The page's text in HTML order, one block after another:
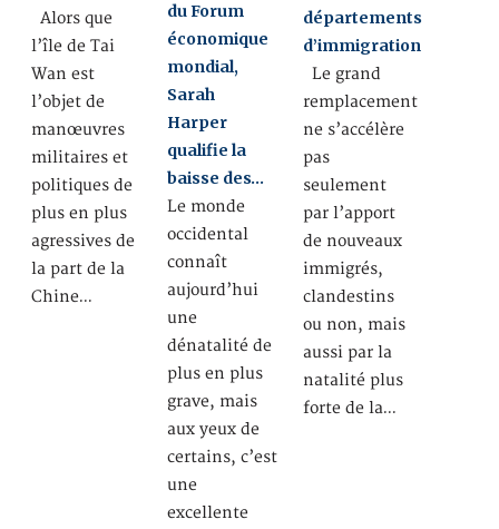
Alors que
l’île de Tai
Wan est
l’objet de
manœuvres
militaires et
politiques de
plus en plus
agressives de
la part de la
Chine…
du Forum
économique
mondial,
Sarah
Harper
qualifie la
baisse des…
Le monde
occidental
connaît
aujourd’hui
une
dénatalité de
plus en plus
grave, mais
aux yeux de
certains, c’est
une
excellente
départements
d’immigration
Le grand
remplacement
ne s’accélère
pas
seulement
par l’apport
de nouveaux
immigrés,
clandestins
ou non, mais
aussi par la
natalité plus
forte de la…